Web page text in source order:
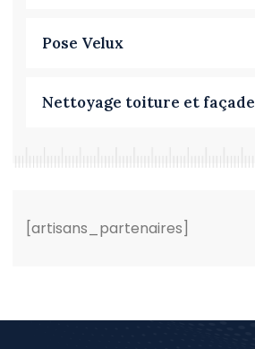
Pose Velux
Nettoyage toiture et façade
[artisans_partenaires]